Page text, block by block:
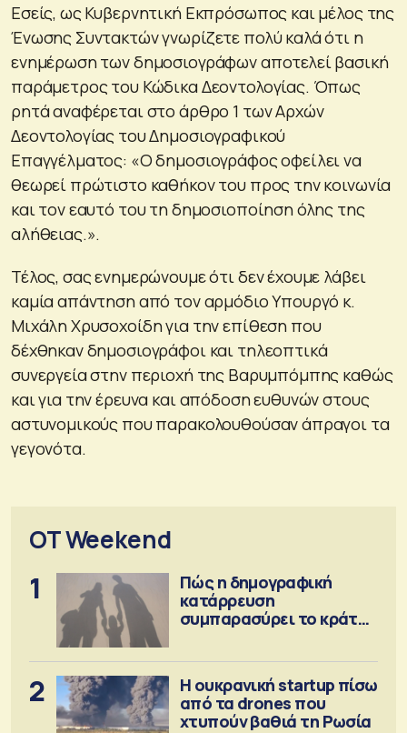
Εσείς, ως Κυβερνητική Εκπρόσωπος και μέλος της
Ένωσης Συντακτών γνωρίζετε πολύ καλά ότι η
ενημέρωση των δημοσιογράφων αποτελεί βασική
παράμετρος του Κώδικα Δεοντολογίας. Όπως
ρητά αναφέρεται στο άρθρο 1 των Αρχών
Δεοντολογίας του Δημοσιογραφικού
Επαγγέλματος: «Ο δημοσιογράφος οφείλει να
θεωρεί πρώτιστο καθήκον του προς την κοινωνία
και τον εαυτό του τη δημοσιοποίηση όλης της
αλήθειας.».
Τέλος, σας ενημερώνουμε ότι δεν έχουμε λάβει
καμία απάντηση από τον αρμόδιο Υπουργό κ.
Μιχάλη Χρυσοχοίδη για την επίθεση που
δέχθηκαν δημοσιογράφοι και τηλεοπτικά
συνεργεία στην περιοχή της Βαρυμπόμπης καθώς
και για την έρευνα και απόδοση ευθυνών στους
αστυνομικούς που παρακολουθούσαν άπραγοι τα
γεγονότα.
OT Weekend
1
Πώς η δημογραφική
κατάρρευση
συμπαρασύρει το κράτος
2
Η ουκρανική startup πίσω
από τα drones που
χτυπούν βαθιά τη Ρωσία